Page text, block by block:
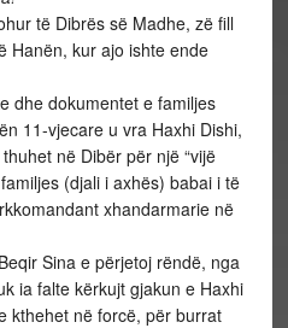
të Dibrës së Madhe, zë fill
Hanën, kur ajo ishte ende
dhe dokumentet e familjes
11-vjecare u vra Haxhi Dishi,
në Dibër për një “vijë
(djali i axhës) babai i të
xhandarmarie në
Sina e përjetoj rëndë, nga
ia falte kërkujt gjakun e Haxhi
kthehet në forcë, për burrat